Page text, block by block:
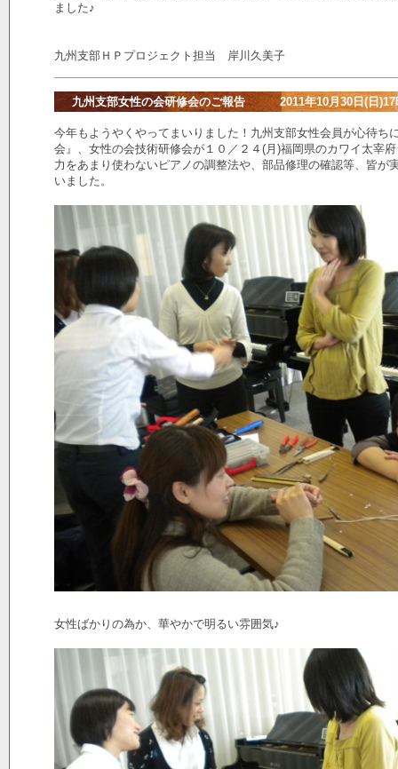
ました♪
九州支部ＨＰプロジェクト担当 岸川久美子
九州支部女性の会研修会のご報告 2011年10月30日(日)17
今年もようやくやってまいりました！九州支部女性会員が心待ち
会』、女性の会技術研修会が１０／２４(月)福岡県のカワイ太宰
力をあまり使わないピアノの調整法や、部品修理の確認等、皆が
いました。
女性ばかりの為か、華やかで明るい雰囲気♪